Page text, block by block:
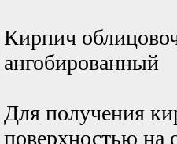
Кирпич
ангобированный
Для получения
поверхностью на